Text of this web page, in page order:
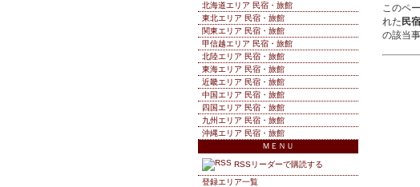
このペ
れた 民
の該当
北海道エリア 民宿・旅館
東北エリア 民宿・旅館
関東エリア 民宿・旅館
甲信越エリア 民宿・旅館
北陸エリア 民宿・旅館
東海エリア 民宿・旅館
近畿エリア 民宿・旅館
中国エリア 民宿・旅館
四国エリア 民宿・旅館
九州エリア 民宿・旅館
沖縄エリア 民宿・旅館
ＭＥＮＵ
RSSリーダーで購読する
登録エリア一覧